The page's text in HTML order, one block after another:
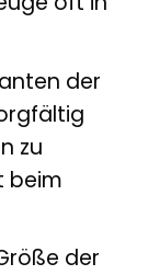
der
zu
beim
der